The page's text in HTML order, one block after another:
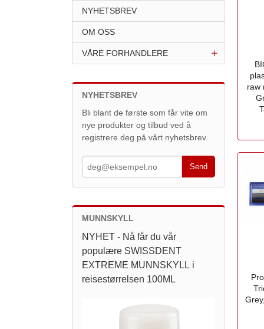
raw
NYHETSBREV
OM OSS
VÅRE FORHANDLERE
NYHETSBREV
Bli blant de første som får vite om
nye produkter og tilbud ved å
registrere deg på vårt nyhetsbrev.
MUNNSKYLL
NYHET - Nå får du vår
populære SWISSDENT
EXTREME MUNNSKYLL i
reisestørrelsen 100ML